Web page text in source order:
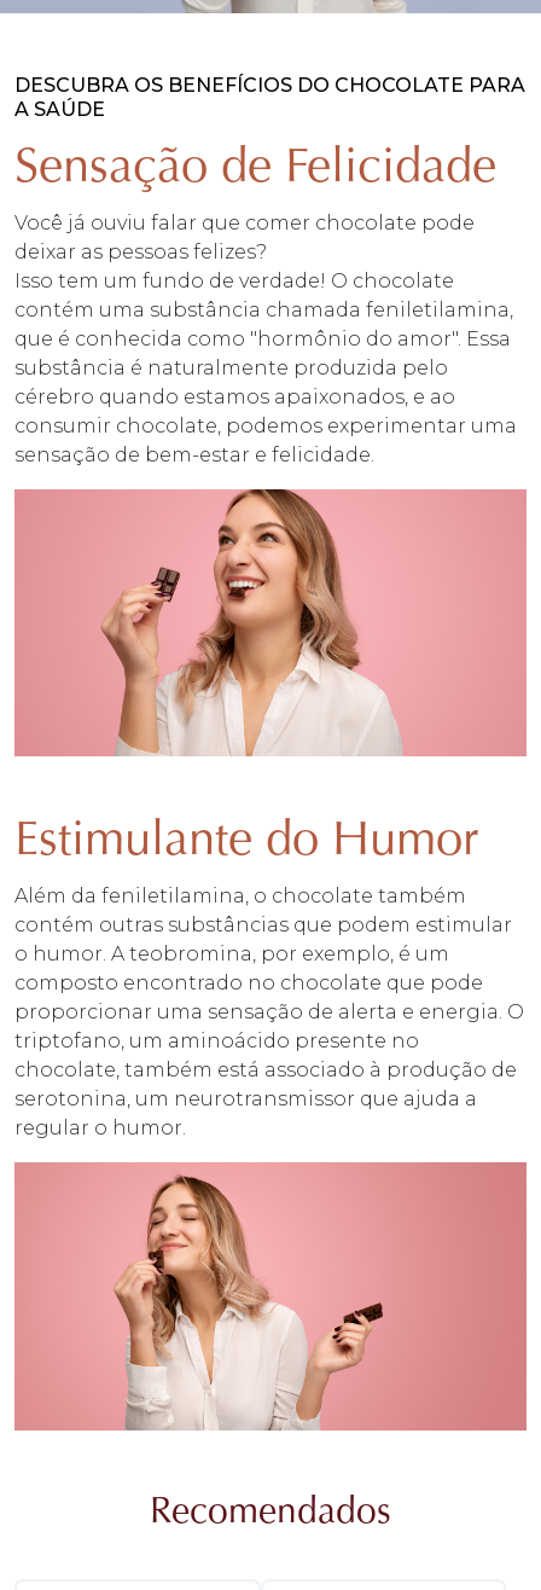
DESCUBRA OS BENEFÍCIOS DO CHOCOLATE PARA
A SAÚDE
Sensação de Felicidade
Você já ouviu falar que comer chocolate pode
deixar as pessoas felizes?
Isso tem um fundo de verdade! O chocolate
contém uma substância chamada feniletilamina,
que é conhecida como "hormônio do amor". Essa
substância é naturalmente produzida pelo
cérebro quando estamos apaixonados, e ao
consumir chocolate, podemos experimentar uma
sensação de bem-estar e felicidade.
Estimulante do Humor
Além da feniletilamina, o chocolate também
contém outras substâncias que podem estimular
o humor. A teobromina, por exemplo, é um
composto encontrado no chocolate que pode
proporcionar uma sensação de alerta e energia. O
triptofano, um aminoácido presente no
chocolate, também está associado à produção de
serotonina, um neurotransmissor que ajuda a
regular o humor.
Recomendados